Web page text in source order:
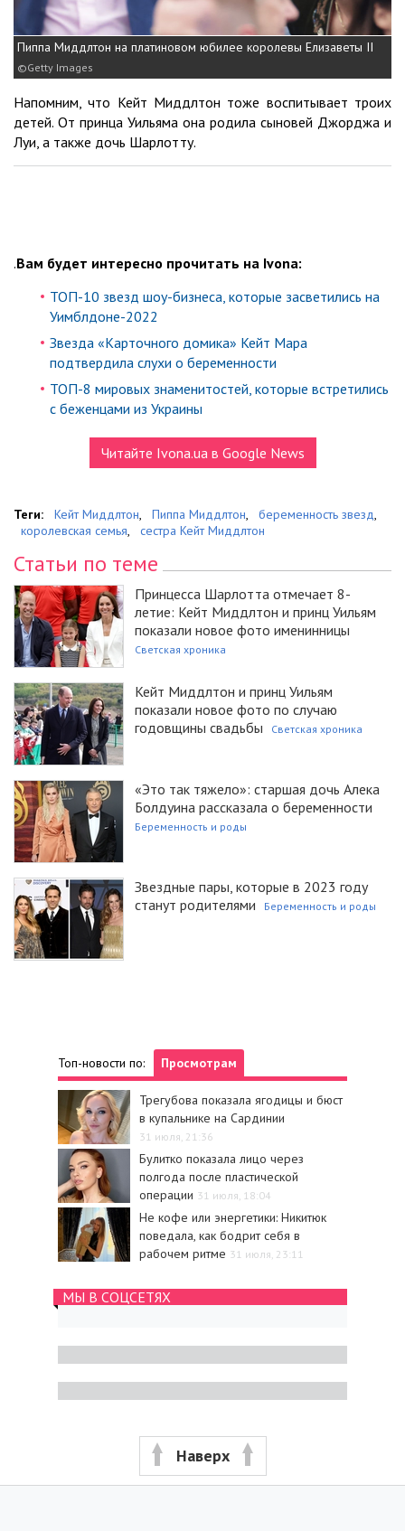
Пиппа Миддлтон на платиновом юбилее королевы Елизаветы II
Getty Images
Напомним, что Кейт Миддлтон тоже воспитывает троих
детей. От принца Уильяма она родила сыновей Джорджа и
Луи, а также дочь Шарлотту.
.Вам будет интересно прочитать на Ivona:
ТОП-10 звезд шоу-бизнеса, которые засветились на
Уимблдоне-2022
Звезда «Карточного домика» Кейт Мара
подтвердила слухи о беременности
ТОП-8 мировых знаменитостей, которые встретились
с беженцами из Украины
Читайте Ivona.ua в Google News
Теги: Кейт Миддлтон, Пиппа Миддлтон, беременность звезд,
королевская семья, сестра Кейт Миддлтон
Статьи по теме
Принцесса Шарлотта отмечает 8-
летие: Кейт Миддлтон и принц Уильям
показали новое фото именинницы
Светская хроника
Кейт Миддлтон и принц Уильям
показали новое фото по случаю
годовщины свадьбы
Светская хроника
«Это так тяжело»: старшая дочь Алека
Болдуина рассказала о беременности
Беременность и роды
Звездные пары, которые в 2023 году
станут родителями
Беременность и роды
Топ-новости по: Просмотрам
Трегубова показала ягодицы и бюст
в купальнике на Сардинии
31 июля, 21:36
Булитко показала лицо через
полгода после пластической
операции 31 июля, 18:04
Не кофе или энергетики: Никитюк
поведала, как бодрит себя в
рабочем ритме 31 июля, 23:11
МЫ В СОЦСЕТЯХ
Наверх